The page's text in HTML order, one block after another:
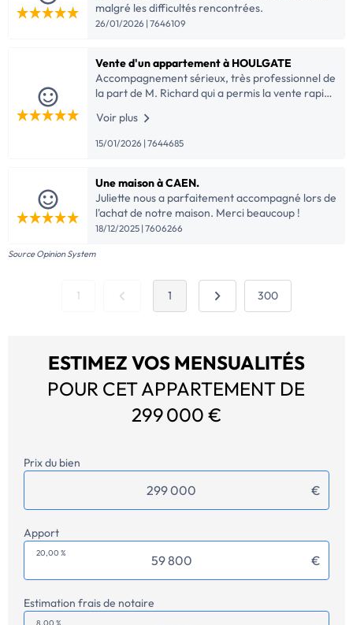
malgré les difficultés rencontrées.
26/01/2026 | 7646109
Vente d'un appartement à HOULGATE
Accompagnement sérieux, très professionnel de
la part de M. Richard qui a permis la vente rapide
Voir plus
15/01/2026 | 7644685
Une maison à CAEN.
Juliette nous a parfaitement accompagné lors de
l'achat de notre maison. Merci beaucoup !
18/12/2025 | 7606266
Source Opinion System
1 1 300
ESTIMEZ VOS MENSUALITÉS
POUR CET APPARTEMENT DE
299 000 €
Prix du bien
€
Apport
20,00 % €
Estimation frais de notaire
8,00 %